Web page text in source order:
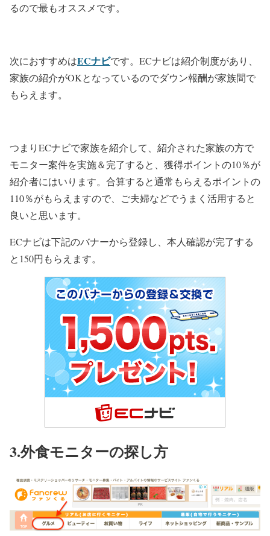
るので最もオススメです。
次におすすめはECナビです。ECナビは紹介制度があり、
家族の紹介がOKとなっているのでダウン報酬が家族間で
もらえます。
つまりECナビで家族を紹介して、紹介された家族の方で
モニター案件を実施＆完了すると、獲得ポイントの10％が
紹介者にはいります。合算すると通常もらえるポイントの
110％がもらえますので、ご夫婦などでうまく活用すると
良いと思います。
ECナビは下記のバナーから登録し、本人確認が完了する
と150円もらえます。
3.外食モニターの探し方